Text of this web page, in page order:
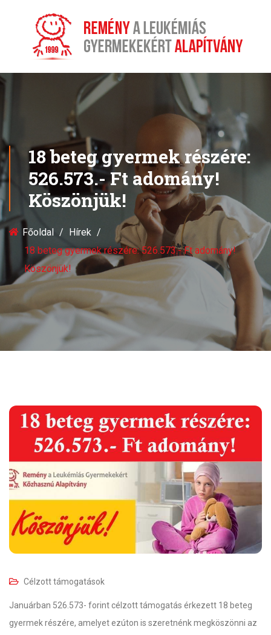
18 beteg gyermek részére:
526.573.- Ft adomány!
Köszönjük!
Főoldal
Hírek
18 beteg gyermek részére: 526.573.- Ft adomány!
Köszönjük!
Célzott támogatások
Januárban 526.573- forint célzott támogatás érkezett 18 beteg
gyermek részére, amelyet ezúton is szeretnénk megköszönni az